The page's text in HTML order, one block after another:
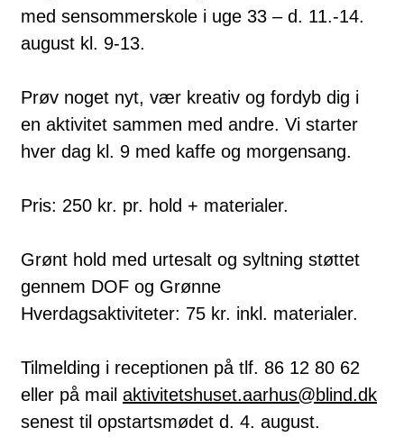
med sensommerskole i uge 33 – d. 11.-14.
august kl. 9-13.
Prøv noget nyt, vær kreativ og fordyb dig i
en aktivitet sammen med andre. Vi starter
hver dag kl. 9 med kaffe og morgensang.
Pris: 250 kr. pr. hold + materialer.
Grønt hold med urtesalt og syltning støttet
gennem DOF og Grønne
Hverdagsaktiviteter: 75 kr. inkl. materialer.
Tilmelding i receptionen på tlf. 86 12 80 62
eller på mail aktivitetshuset.aarhus@blind.dk
senest til opstartsmødet d. 4. august.